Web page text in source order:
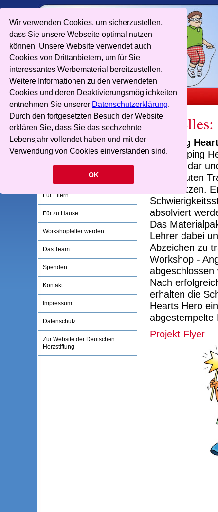
Wir verwenden Cookies, um sicherzustellen,
dass Sie unsere Webseite optimal nutzen
können. Unsere Website verwendet auch
Cookies von Drittanbietern, um für Sie
interessantes Werbematerial bereitzustellen.
Weitere Informationen zu den verwendeten
Cookies und deren Deaktivierungsmöglichkeiten
entnehmen Sie unserer Datenschutzerklärung.
Durch den fortgesetzten Besuch der Website
erklären Sie, dass Sie das sechzehnte
Lebensjahr vollendet haben und mit der
Verwendung von Cookies einverstanden sind.
OK
Skipping Hearts
Evaluation und Auszeichnung
Für Eltern
Für zu Hause
Workshopleiter werden
Das Team
Spenden
Kontakt
Impressum
Datenschutz
Zur Website der Deutschen
Herzstiftung
Aktuelles:
Skipping
Der Skipping
Projekts dar
aufgebauten
unterstützen.
absolviert
Das
Lehrer dabei
Abzeichen zu
Workshop -
abgeschlossen
Nach
erhalten die
Hearts Hero
abgestempelte
Projekt-Flyer